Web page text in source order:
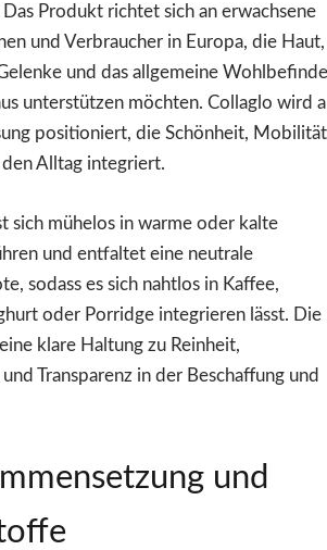
Produkt richtet sich an erwachsene
und Verbraucher in Europa, die Haut,
und das allgemeine
unterstützen möchten. Collaglo wird
positioniert, die Schönheit, Mobilität
Alltag integriert.
sich mühelos in warme oder kalte
und entfaltet eine neutrale
sodass es sich nahtlos in Kaffee,
oder Porridge integrieren lässt. Die
klare Haltung zu Reinheit,
Transparenz in der Beschaffung und
und